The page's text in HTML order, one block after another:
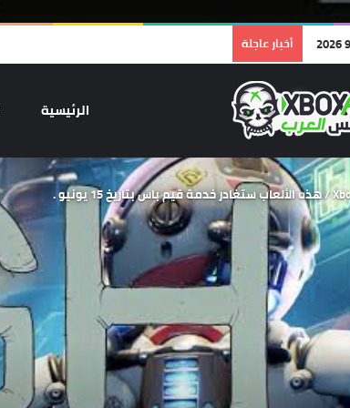
أخبار عاجلة
الرئيسية
/هذه الألعاب ستغادر خدمة قيم باس بتاريخ 15 يونيو .